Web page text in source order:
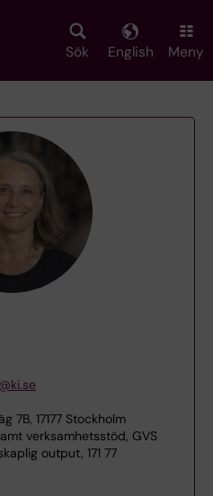
Sök English Meny
7B, 17177 Stockholm
verksamhetsstöd, GVS
output, 171 77